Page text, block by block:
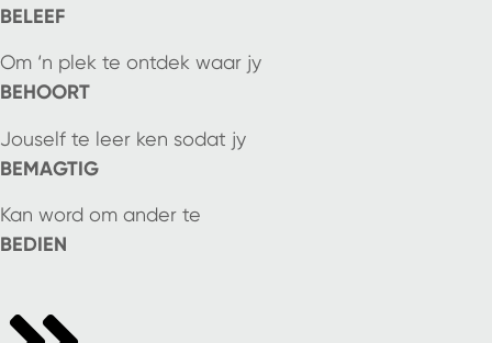
BELEEF
Om ‘n plek te ontdek waar jy
BEHOORT
Jouself te leer ken sodat jy
BEMAGTIG
Kan word om ander te
BEDIEN